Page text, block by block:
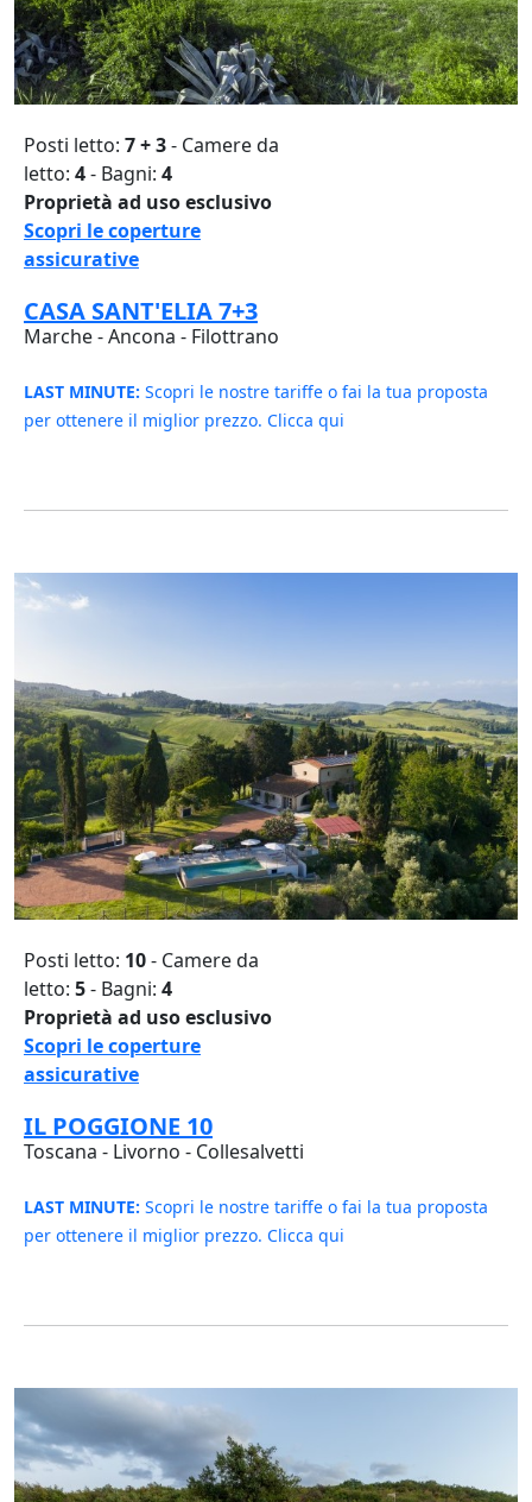
Posti letto: 7 + 3- Camere da
letto: 4- Bagni: 4
Proprietà ad uso esclusivo
Scopri le coperture
assicurative
CASA SANT'ELIA 7+3
Marche - Ancona - Filottrano
LAST MINUTE: Scopri le nostre tariffe o fai la tua proposta
per ottenere il miglior prezzo. Clicca qui
Posti letto: 10- Camere da
letto: 5- Bagni: 4
Proprietà ad uso esclusivo
Scopri le coperture
assicurative
IL POGGIONE 10
Toscana - Livorno - Collesalvetti
LAST MINUTE: Scopri le nostre tariffe o fai la tua proposta
per ottenere il miglior prezzo. Clicca qui